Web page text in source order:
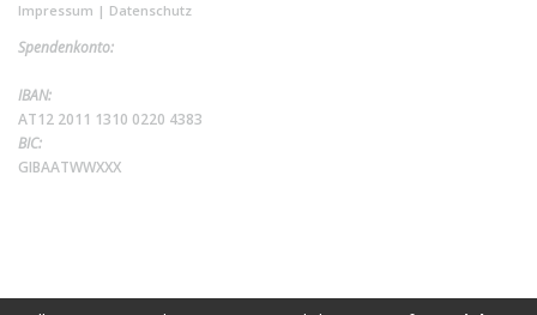
Impressum | Datenschutz
Spendenkonto:
IBAN:
AT12 2011 1310 0220 4383
BIC:
GIBAATWWXXX